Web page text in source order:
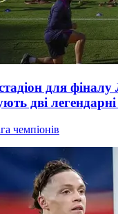
для
дві
чемпіонів